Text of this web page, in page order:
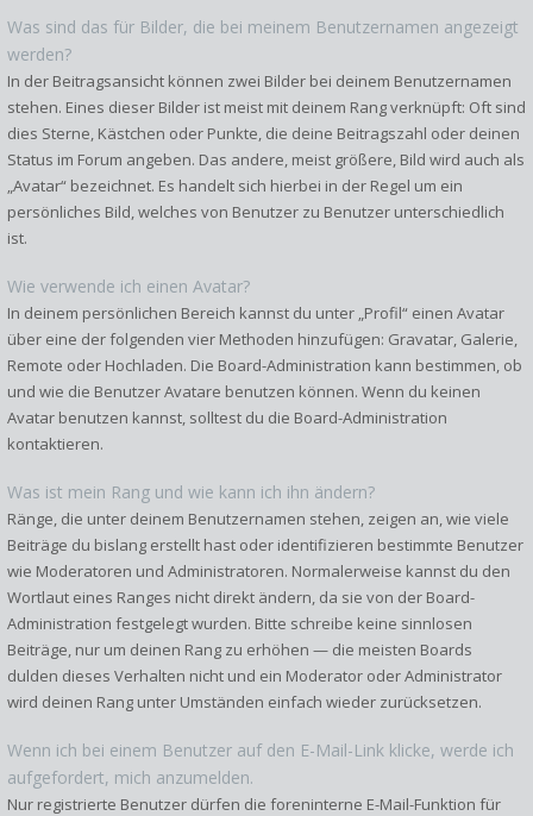
Was sind das für Bilder, die bei meinem Benutzernamen angezeigt
werden?
In der Beitragsansicht können zwei Bilder bei deinem Benutzernamen
stehen. Eines dieser Bilder ist meist mit deinem Rang verknüpft: Oft sind
dies Sterne, Kästchen oder Punkte, die deine Beitragszahl oder deinen
Status im Forum angeben. Das andere, meist größere, Bild wird auch als
„Avatar“ bezeichnet. Es handelt sich hierbei in der Regel um ein
persönliches Bild, welches von Benutzer zu Benutzer unterschiedlich
ist.
Wie verwende ich einen Avatar?
In deinem persönlichen Bereich kannst du unter „Profil“ einen Avatar
über eine der folgenden vier Methoden hinzufügen: Gravatar, Galerie,
Remote oder Hochladen. Die Board-Administration kann bestimmen, ob
und wie die Benutzer Avatare benutzen können. Wenn du keinen
Avatar benutzen kannst, solltest du die Board-Administration
kontaktieren.
Was ist mein Rang und wie kann ich ihn ändern?
Ränge, die unter deinem Benutzernamen stehen, zeigen an, wie viele
Beiträge du bislang erstellt hast oder identifizieren bestimmte Benutzer
wie Moderatoren und Administratoren. Normalerweise kannst du den
Wortlaut eines Ranges nicht direkt ändern, da sie von der Board-
Administration festgelegt wurden. Bitte schreibe keine sinnlosen
Beiträge, nur um deinen Rang zu erhöhen — die meisten Boards
dulden dieses Verhalten nicht und ein Moderator oder Administrator
wird deinen Rang unter Umständen einfach wieder zurücksetzen.
Wenn ich bei einem Benutzer auf den E-Mail-Link klicke, werde ich
aufgefordert, mich anzumelden.
Nur registrierte Benutzer dürfen die foreninterne E-Mail-Funktion für